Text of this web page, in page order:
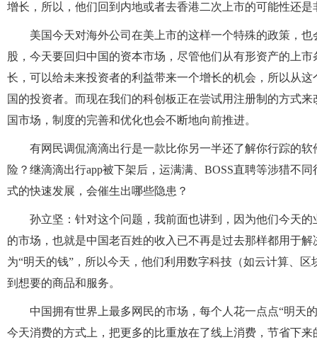
增长，所以，他们回到内地或者去香港二次上市的可能性还是
美国今天对海外公司在美上市的这样一个特殊的政策，
股，今天要回归中国的资本市场，尽管他们从有形资产的上
长，可以给未来投资者的利益带来一个增长的机会，所以从
国的投资者。而现在我们的科创板正在尝试用注册制的方式
国市场，制度的完善和优化也会不断地向前推进。
有网民调侃滴滴出行是一款比你另一半还了解你行踪的
险？继滴滴出行app被下架后，运满满、BOSS直聘等涉猎不
式的快速发展，会催生出哪些隐患？
孙立坚：针对这个问题，我前面也讲到，因为他们今天
的市场，也就是中国老百姓的收入已不再是过去那样都用于
为“明天的钱”，所以今天，他们利用数字科技（如云计算、
到想要的商品和服务。
中国拥有世界上最多网民的市场，每个人花一点点“明天
今天消费的方式上，把更多的比重放在了线上消费，节省下